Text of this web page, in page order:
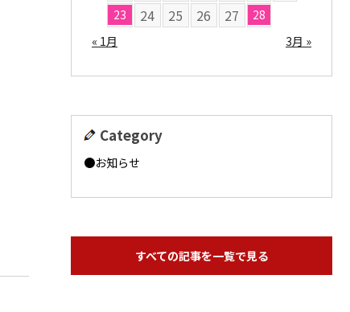
23
24 25 26 27
28
« 1月
3月 »
Category
お知らせ
すべての記事を一覧で見る